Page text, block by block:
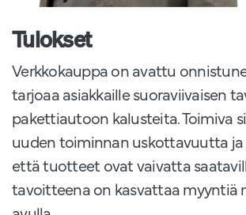
Tulokset
Verkkokauppa on avattu
tarjoaa asiakkaille suoraviivaisen
pakettiautoon kalusteita. Toimiva
uuden toiminnan uskottavuutta ja
että tuotteet ovat vaivatta
tavoitteena on kasvattaa myyntiä